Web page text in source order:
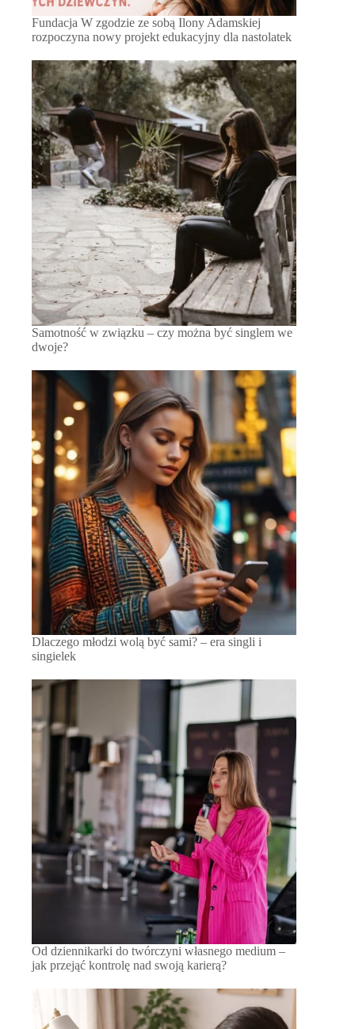
Fundacja W zgodzie ze sobą Ilony Adamskiej
rozpoczyna nowy projekt edukacyjny dla nastolatek
Samotność w związku – czy można być singlem we
dwoje?
Dlaczego młodzi wolą być sami? – era singli i
singielek
Od dziennikarki do twórczyni własnego medium –
jak przejąć kontrolę nad swoją karierą?